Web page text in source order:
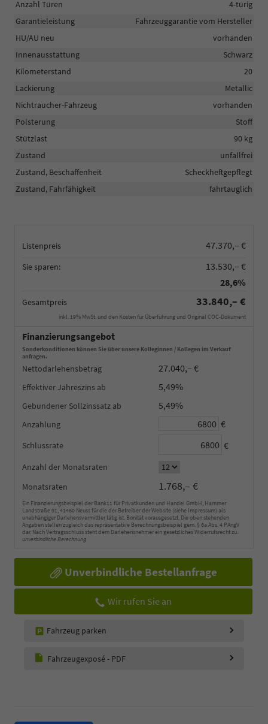
Listenpreis 47.370,– €
Sie sparen:
13.530,– €
28,6%
Gesamtpreis 33.840,– €
inkl. 19% MwSt. und den Kosten für Überführung und Original COC-Dokument
Finanzierungsangebot
Sonderkonditionen können Sie über unsere Kolleginnen / Kollegen im Verkauf
anfragen.
Nettodarlehensbetrag 27.040,– €
Effektiver Jahreszins 5,49%
Gebundener Sollzinssatz 5,49%
Anzahlung €
Schlussrate €
Anzahl der Monatsraten
Monatsraten
1.768,– €
Ein Finanzierungsbeispiel der Bank11 für Privatkunden und Handel GmbH, Hammer
Landstraße 91, 41460 Neuss für die der Betreiber der Website (siehe Impressum) als
unabhängiger Darlehensvermittler tätig ist. Bonität vorausgesetzt. Die oben stehenden
Angaben stellen zugleich das repräsentative Berechnungsbeispiel gem. § 6a Abs. 4 PAngV
dar. Nach Vertragsschluss steht dem Darlehensnehmer ein gesetzliches Widerrufsrecht zu.
unverbindliche Berechnung
Unverbindliche Bestellanfrage
Wir rufen Sie an
Fahrzeug parken
Fahrzeugexposé - PDF
Anzahl Türen
4-türig
Garantieleistung
Fahrzeuggarantie vom Hersteller
HU/AU neu
vorhanden
Innenausstattung
Schwarz
Kilometerstand
20
Lackierung
Metallic
Nichtraucher-Fahrzeug
vorhanden
Polsterung
Stoff
Stützlast
90 kg
Zustand
unfallfrei
Zustand, Beschaffenheit
Scheckheftgepflegt
Zustand, Fahrfähigkeit
fahrtauglich